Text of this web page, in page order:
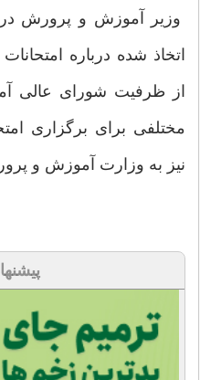
وزیر آموزش و پرورش در
اتخاذ شده درباره
از ظرفیت شورای عالی
مختلفی برای برگزاری
نیز به وزارت آموزش و